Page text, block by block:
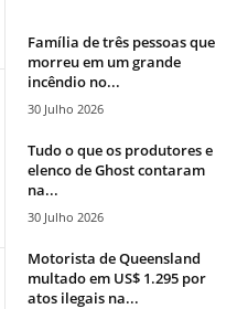
Família de três pessoas que
morreu em um grande
incêndio no...
30 Julho 2026
Tudo o que os produtores e
elenco de Ghost contaram
na...
30 Julho 2026
Motorista de Queensland
multado em US$ 1.295 por
atos ilegais na...